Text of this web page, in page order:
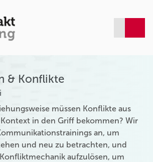
& Konflikte
müssen Konflikte aus
in den Griff bekommen? Wir
an, um
und neu zu betrachten, und
aufzulösen, um